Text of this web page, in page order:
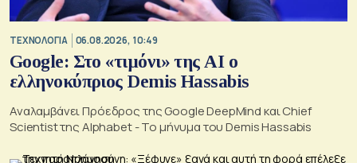
ΤΕΧΝΟΛΟΓΙΑ 06.08.2026, 10:49
Google: Στο «τιμόνι» της AI ο
ελληνοκύπριος Demis Hassabis
Αναλαμβάνει Πρόεδρος της Google DeepMind και Chief
Scientist της Alphabet - Το μήνυμα του Demis Hassabis